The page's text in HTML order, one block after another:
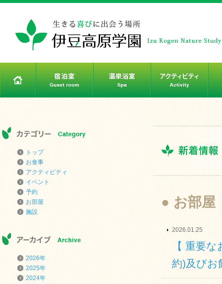
トップ
お食事
アクティビティ
イベント
予約
お部屋
施設
2026年
2025年
2024年
● お部屋
2026.01.25
【 重要
約)及びお